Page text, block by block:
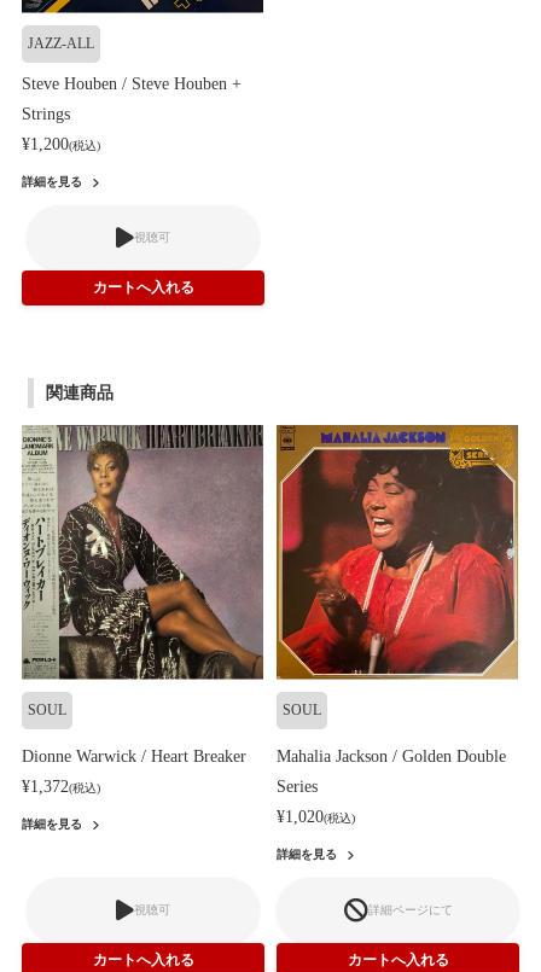
JAZZ-ALL
Steve Houben / Steve Houben +
Strings
¥1,200(税込)
詳細を見る
視聴可
関連商品
SOUL
Dionne Warwick / Heart Breaker
¥1,372(税込)
詳細を見る
視聴可
SOUL
Mahalia Jackson / Golden Double
Series
¥1,020(税込)
詳細を見る
詳細ページにて